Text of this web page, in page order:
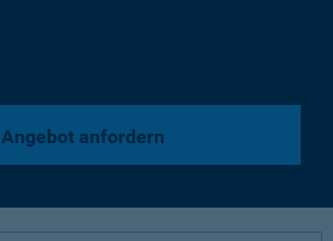
Angebot anfordern